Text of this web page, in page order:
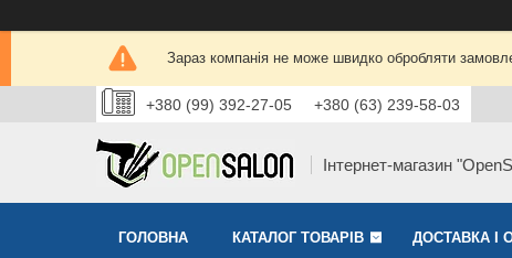
Зараз компанія не може швидко обробляти
+380 (99) 392-27-05 +380 (63) 239-58-03
Інтернет-магазин
ГОЛОВНА КАТАЛОГ ТОВАРІВ ДОСТАВКА І